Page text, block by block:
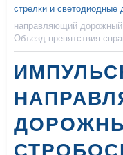
стрелки и светодиодные
направляющий дорожный
Объезд препятствия